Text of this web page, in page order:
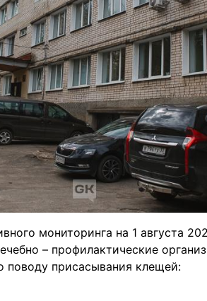
мониторинга на 1 августа
– профилактические
поводу присасывания клещей: